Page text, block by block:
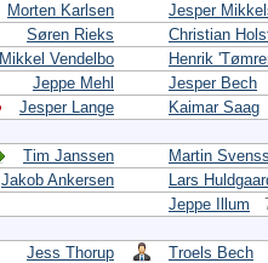
Morten Karlsen
Jesper
Søren Rieks
Christian
Mikkel Vendelbo
Henrik
Jeppe Mehl
Jesper Bech
Jesper Lange Kaimar Saag
Tim Janssen
Martin
Jakob Ankersen
Lars
Jeppe Illum
Jess Thorup Troels Bech